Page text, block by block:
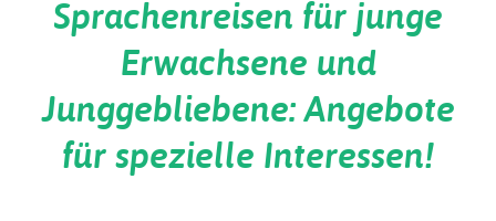
Sprachenreisen für junge
Erwachsene und
Junggebliebene: Angebote
für spezielle Interessen!